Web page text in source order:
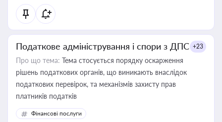
Податкове адміністрування і спори з ДПС +23
Про що тема: Тема стосується порядку оскарження
рішень податкових органів, що виникають внаслідок
податкових перевірок, та механізмів захисту прав
платників податків
Фінансові послуги